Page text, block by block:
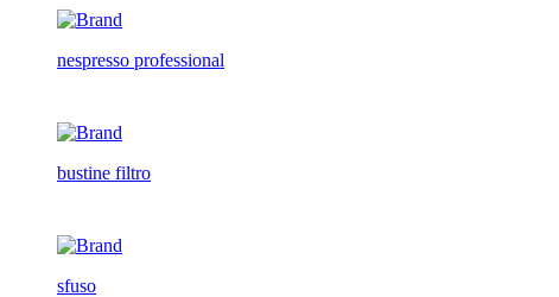
nespresso professional
bustine filtro
sfuso